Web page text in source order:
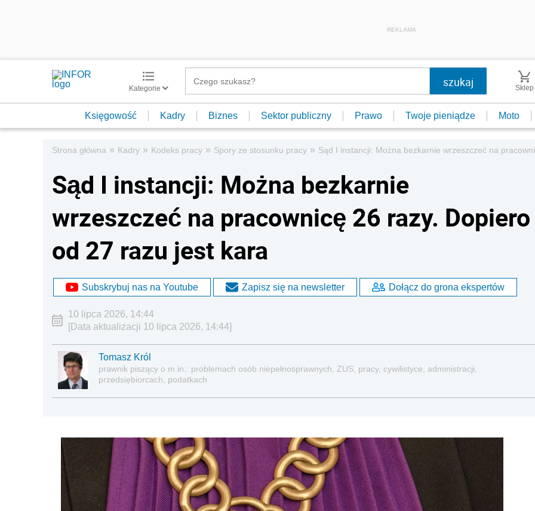
REKLAMA
Kategorie Sklep
Księgowość Kadry Biznes Sektor publiczny Prawo Twoje pieniądze Moto
Strona główna » Kadry » Kodeks pracy » Spory ze stosunku pracy » Sąd I instancji: Można bezkarnie wrzeszczeć na
Sąd I instancji: Można bezkarnie
wrzeszczeć na pracownicę 26 razy. Dopiero
od 27 razu jest kara
Subskrybuj nas na Youtube Zapisz się na newsletter Dołącz do grona ekspertów
10 lipca 2026, 14:44
[Data aktualizacji 10 lipca 2026, 14:44]
Tomasz Król
prawnik piszący o m.in.: problemach osób niepełnosprawnych, ZUS, pracy, cywilistyce, administracji,
przedsiębiorcach, podatkach